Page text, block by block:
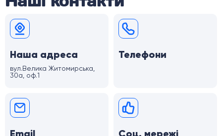
Наша адреса
вул.Велика Житомирська,
30а, оф.1
Телефони